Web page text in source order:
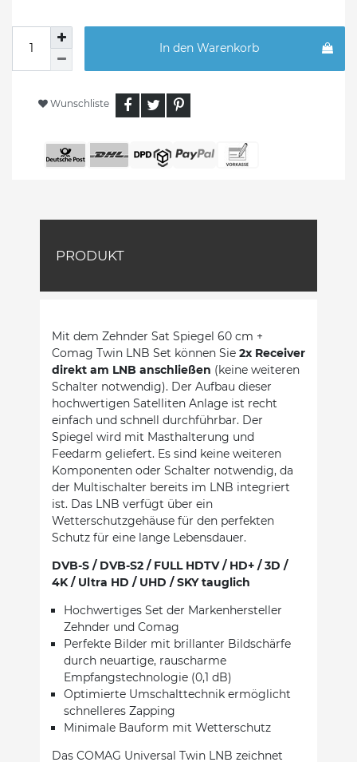
In den Warenkorb
Wunschliste
PRODUKT
Mit dem Zehnder Sat Spiegel 60 cm +
Comag Twin LNB Set können Sie 2x Receiver
direkt am LNB anschließen (keine weiteren
Schalter notwendig). Der Aufbau dieser
hochwertigen Satelliten Anlage ist recht
einfach und schnell durchführbar. Der
Spiegel wird mit Masthalterung und
Feedarm geliefert. Es sind keine weiteren
Komponenten oder Schalter notwendig, da
der Multischalter bereits im LNB integriert
ist. Das LNB verfügt über ein
Wetterschutzgehäuse für den perfekten
Schutz für eine lange Lebensdauer.
DVB-S / DVB-S2 / FULL HDTV / HD+ / 3D /
4K / Ultra HD / UHD / SKY tauglich
Hochwertiges Set der Markenhersteller
Zehnder und Comag
Perfekte Bilder mit brillanter Bildschärfe
durch neuartige, rauscharme
Empfangstechnologie (0,1 dB)
Optimierte Umschalttechnik ermöglicht
schnelleres Zapping
Minimale Bauform mit Wetterschutz
Das COMAG Universal Twin LNB zeichnet